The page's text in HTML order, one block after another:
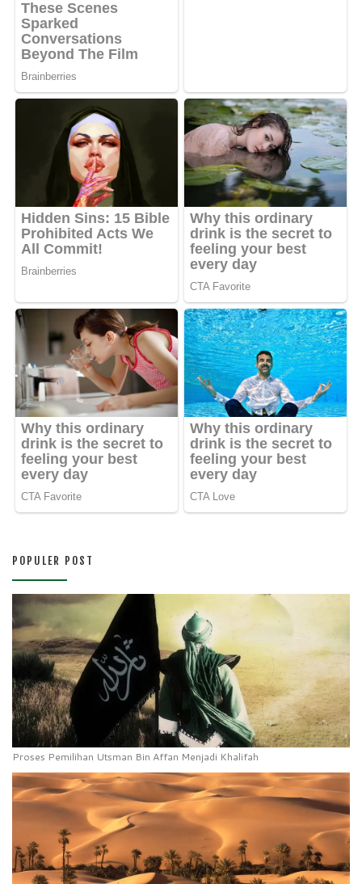
POPULER POST
Proses Pemilihan Utsman Bin Affan Menjadi Khalifah